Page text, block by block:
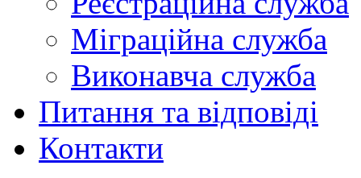
Міграційна служба
Виконавча служба
Питання та відповіді
Контакти